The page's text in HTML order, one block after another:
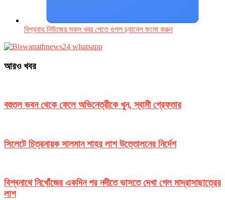
বিশ্বনাথ নিউজের সকল খবর পেতে গুগল চ‌্যানেল ফলো করুন
আরও খবর
বহুতল ভবন থেকে ফেলে অভিনেত্রীকে খুন, স্বামী গ্রেফতার
সিলেটে চিত্রনায়ক সালমান শাহর লাশ উত্তোলনের নির্দেশ
বিশ্বনাথে নিখোঁজের একদিন পর নদীতে ভাসতে দেখা গেল মাদ্রাসাছাত্রের
লাশ